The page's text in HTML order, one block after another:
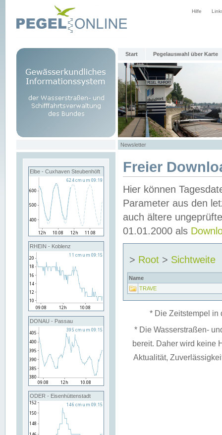
Hilfe
Start Pegelauswahl über Karte
Newsletter
Elbe - Cuxhaven Steubenhöft
RHEIN - Koblenz
DONAU - Passau
ODER - Eisenhüttenstadt
Freier
Hier können
Parameter aus den
auch ältere
01.01.2000 als
> Root > Sichtweite
Name
TRAVE
* Die Zeitstempel in
* Die Wasserstraßen-
bereit. Daher wird keine
Aktualität,